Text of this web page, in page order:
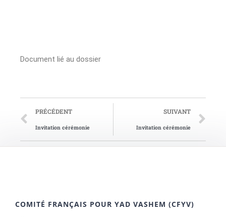
Document lié au dossier
PRÉCÉDENT
Invitation cérémonie
SUIVANT
Invitation cérémonie
COMITÉ FRANÇAIS POUR YAD VASHEM (CFYV)